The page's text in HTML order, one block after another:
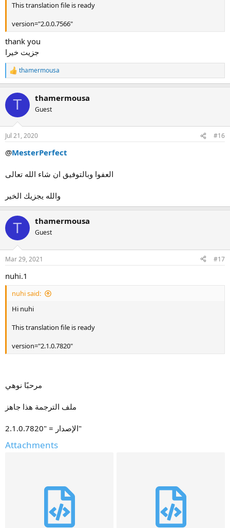
This translation file is ready
version="2.0.0.7566"
thank you
جزيت خيرا
R
e
c
i
n
s
thamermousa
T thamermousa
Guest
Jul 21, 2020 #16
@MesterPerfect
العفوا وبالتوفيق ان شاء الله تعالى
والله يجزيك الخير
T thamermousa
Guest
Mar 29, 2021 #17
nuhi.1
nuhi said:
Hi nuhi
This translation file is ready
version="2.1.0.7820"
مرحبًا نوهي
ملف الترجمة هذا جاهز
الإصدار = "2.1.0.7820"
Attachments